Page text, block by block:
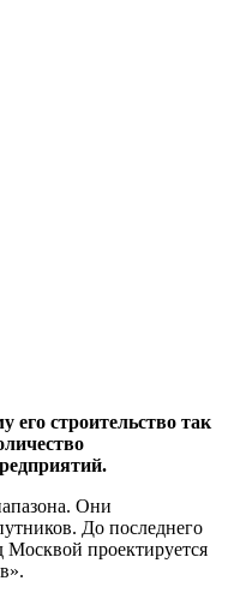
строительство так
Они
До последнего
проектируется